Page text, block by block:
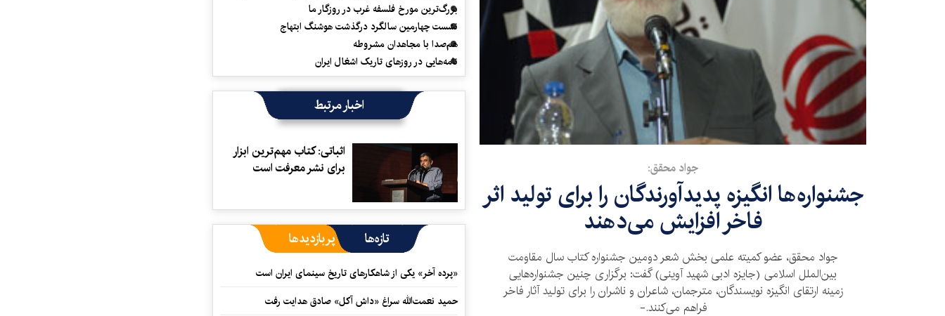
جواد محقق:
جشنواره‌ها انگیزه پدیدآورندگان را برای تولید اثر
فاخر افزایش می‌دهند
جواد محقق، عضو کمیته علمی بخش شعر دومین جشنواره کتاب سال مقاومت
بین‌الملل اسلامی (جایزه ادبی شهید آوینی) گفت: برگزاری چنین جشنواره‌هایی
زمینه ارتقای انگیزه نویسندگان، مترجمان، شاعران و ناشران را برای تولید آثار فاخر
فراهم می‌کنند.-
بزرگ‌ترین مورخ فلسفه غرب در روزگار ما
نشست چهارمین سالگرد درگذشت هوشنگ ابتهاج
هم‌صدا با مجاهدان مشروطه
نامه‌هایی در روزهای تاریک اشغال ایران
اخبار مرتبط
اثباتی: کتاب مهم‌ترین ابزار
برای نشر معرفت است
تازه‌ها پربازدیدها
«پرده آخر» یکی از شاهکارهای تاریخ سینمای ایران است
حمید نعمت‌‏الله سراغ «داش آکل» صادق هدایت رفت